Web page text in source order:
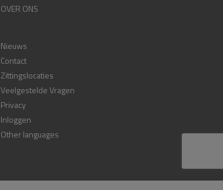
OVER ONS
Nieuws
Contact
Zittingslocaties
Veelgestelde Vragen
Privacy
Inloggen
Other languages